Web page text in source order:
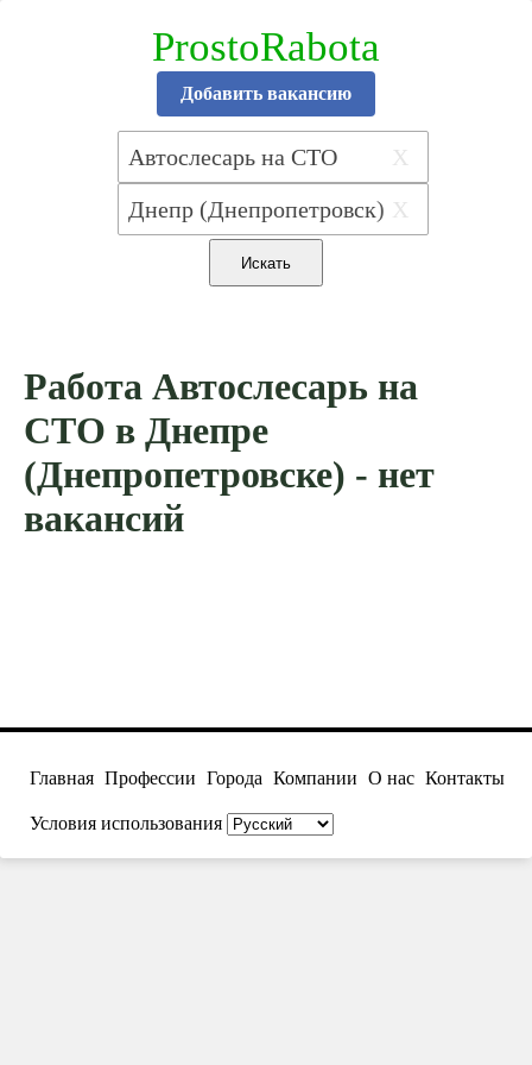
ProstoRabota
Добавить вакансию
X
X
Работа Автослесарь на
СТО в Днепре
(Днепропетровске) - нет
вакансий
Главная Профессии Города Компании О нас Контакты
Условия использования